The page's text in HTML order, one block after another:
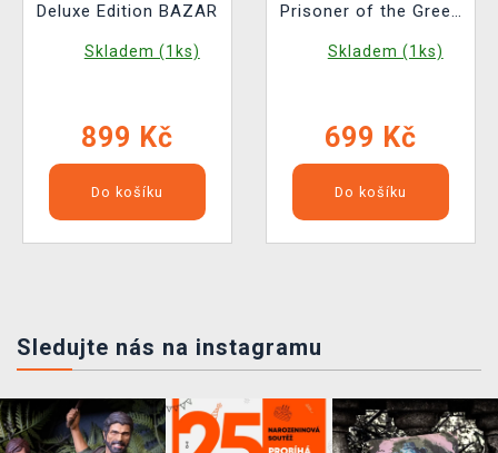
Deluxe Edition BAZAR
Skladem (1ks)
899 Kč
Do košíku
Prisoner of the Green
Skladem (1ks)
699 Kč
Do košíku
Sledujte nás na instagramu